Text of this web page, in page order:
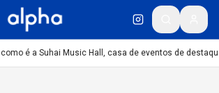
é a Suhai Music Hall, casa de eventos de